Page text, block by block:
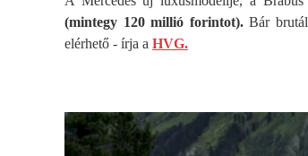
(mintegy 120 millió forintot).Bár
elérhető - írja a HVG.